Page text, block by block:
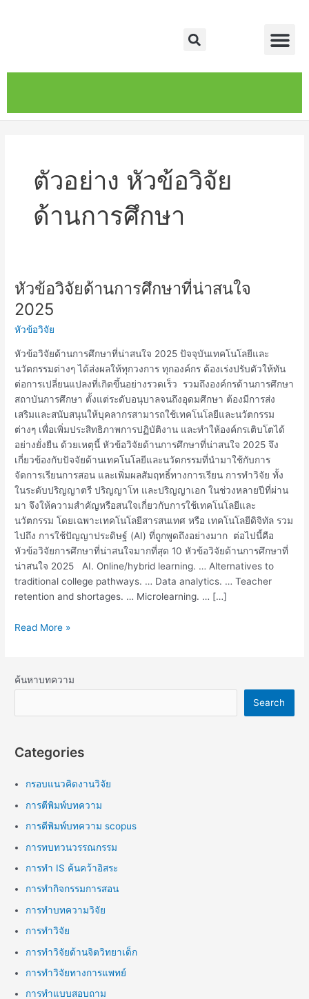
Search
ตัวอย่าง หัวข้อวิจัย
ด้านการศึกษา
หัวข้อวิจัยด้านการศึกษาที่น่าสนใจ
2025
หัวข้อวิจัย
หัวข้อวิจัยด้านการศึกษาที่น่าสนใจ 2025 ปัจจุบันเทคโนโลยีและ
นวัตกรรมต่างๆ ได้ส่งผลให้ทุกวงการ ทุกองค์กร ต้องเร่งปรับตัวให้ทัน
ต่อการเปลี่ยนแปลงที่เกิดขึ้นอย่างรวดเร็ว รวมถึงองค์กรด้านการศึกษา
สถาบันการศึกษา ตั้งแต่ระดับอนุบาลจนถึงอุดมศึกษา ต้องมีการส่ง
เสริมและสนับสนุนให้บุคลากรสามารถใช้เทคโนโลยีและนวัตกรรม
ต่างๆ เพื่อเพิ่มประสิทธิภาพการปฏิบัติงาน และทำให้องค์กรเติบโตได้
อย่างยั่งยืน ด้วยเหตุนี้ หัวข้อวิจัยด้านการศึกษาที่น่าสนใจ 2025 จึง
เกี่ยวข้องกับปัจจัยด้านเทคโนโลยีและนวัตกรรมที่นำมาใช้กับการ
จัดการเรียนการสอน และเพิ่มผลสัมฤทธิ์ทางการเรียน การทำวิจัย ทั้ง
ในระดับปริญญาตรี ปริญญาโท และปริญญาเอก ในช่วงหลายปีที่ผ่าน
มา จึงให้ความสำคัญหรือสนใจเกี่ยวกับการใช้เทคโนโลยีและ
นวัตกรรม โดยเฉพาะเทคโนโลยีสารสนเทศ หรือ เทคโนโลยีดิจิทัล รวม
ไปถึง การใช้ปัญญาประดิษฐ์ (AI) ที่ถูกพูดถึงอย่างมาก ต่อไปนี้คือ
หัวข้อวิจัยการศึกษาที่น่าสนใจมากที่สุด 10 หัวข้อวิจัยด้านการศึกษาที่
น่าสนใจ 2025 AI. Online/hybrid learning. … Alternatives to
traditional college pathways. … Data analytics. … Teacher
retention and shortages. … Microlearning. … […]
หัวข้อ
วิจัย
ด้าน
การ
Read More »
ค้นหาบทความ
Search
Categories
กรอบแนวคิดงานวิจัย
การตีพิมพ์บทความ
การตีพิมพ์บทความ scopus
การทบทวนวรรณกรรม
การทำ IS ค้นคว้าอิสระ
การทำกิจกรรมการสอน
การทำบทความวิจัย
การทำวิจัย
การทำวิจัยด้านจิตวิทยาเด็ก
การทำวิจัยทางการแพทย์
การทำแบบสอบถาม